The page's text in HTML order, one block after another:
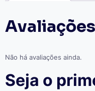
Avaliações
Não há avaliações ainda.
Seja o